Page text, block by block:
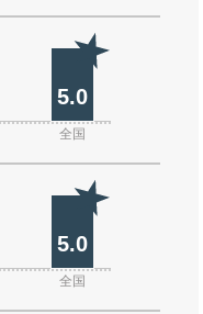
5.0
全国
5.0
全国